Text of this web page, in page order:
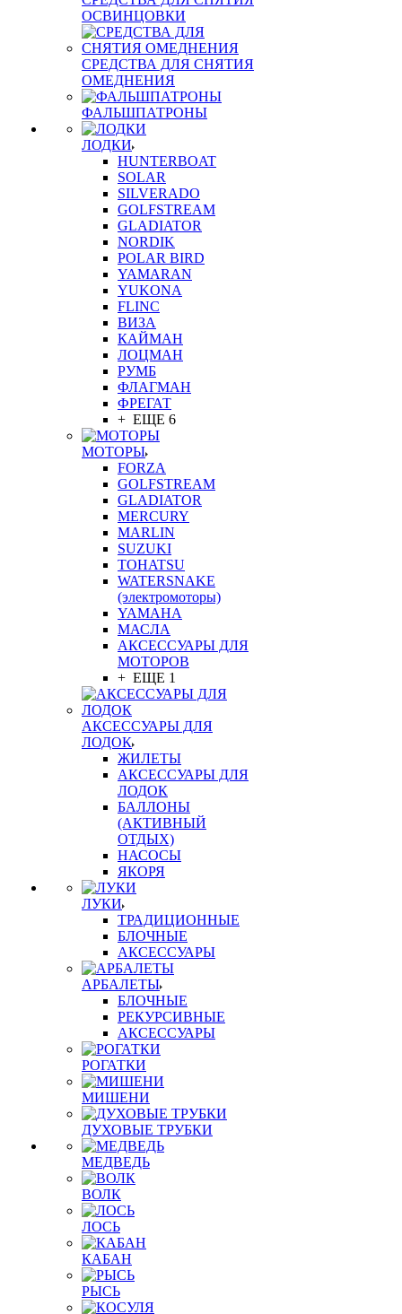
ОСВИНЦОВКИ
СРЕДСТВА ДЛЯ СНЯТИЯ
ОМЕДНЕНИЯ
ФАЛЬШПАТРОНЫ
ЛОДКИ
HUNTERBOAT
SOLAR
SILVERADO
GOLFSTREAM
GLADIATOR
NORDIK
POLAR BIRD
YAMARAN
YUKONA
FLINC
ВИЗА
КАЙМАН
ЛОЦМАН
РУМБ
ФЛАГМАН
ФРЕГАТ
+ ЕЩЕ 6
МОТОРЫ
FORZA
GOLFSTREAM
GLADIATOR
MERCURY
MARLIN
SUZUKI
TOHATSU
WATERSNAKE
(электромоторы)
YAMAHA
МАСЛА
АКСЕССУАРЫ ДЛЯ
МОТОРОВ
+ ЕЩЕ 1
АКСЕССУАРЫ ДЛЯ
ЛОДОК
ЖИЛЕТЫ
АКСЕССУАРЫ ДЛЯ
ЛОДОК
БАЛЛОНЫ
(АКТИВНЫЙ
ОТДЫХ)
НАСОСЫ
ЯКОРЯ
ЛУКИ
ТРАДИЦИОННЫЕ
БЛОЧНЫЕ
АКСЕССУАРЫ
АРБАЛЕТЫ
БЛОЧНЫЕ
РЕКУРСИВНЫЕ
АКСЕССУАРЫ
РОГАТКИ
МИШЕНИ
ДУХОВЫЕ ТРУБКИ
МЕДВЕДЬ
ВОЛК
ЛОСЬ
КАБАН
РЫСЬ